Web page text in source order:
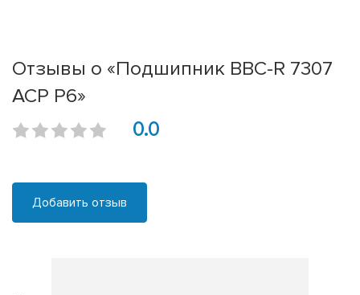
Отзывы о «Подшипник BBC-R 7307
ACP P6»
0.0
Добавить отзыв